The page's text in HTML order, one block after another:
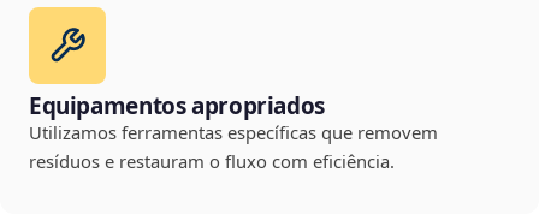
Equipamentos apropriados
Utilizamos ferramentas específicas que removem
resíduos e restauram o fluxo com eficiência.